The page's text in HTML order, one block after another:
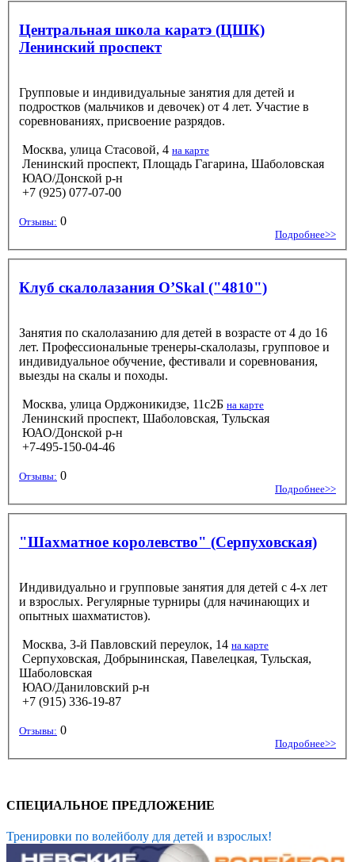
Центральная школа каратэ (ЦШК)
Ленинский проспект
Групповые и индивидуальные занятия для детей и
подростков (мальчиков и девочек) от 4 лет. Участие в
соревнованиях, присвоение разрядов.
Москва, улица Стасовой, 4 на карте
Ленинский проспект, Площадь Гагарина, Шаболовская
ЮАО/Донской р-н
+7 (925) 077-07-00
Отзывы: 0
Подробнее>>
Клуб скалолазания O’Skal ("4810")
Занятия по скалолазанию для детей в возрасте от 4 до 16
лет. Профессиональные тренеры-скалолазы, групповое и
индивидуальное обучение, фестивали и соревнования,
выезды на скалы и походы.
Москва, улица Орджоникидзе, 11с2Б на карте
Ленинский проспект, Шаболовская, Тульская
ЮАО/Донской р-н
+7-495-150-04-46
Отзывы: 0
Подробнее>>
"Шахматное королевство" (Серпуховская)
Индивидуально и групповые занятия для детей с 4-х лет
и взрослых. Регулярные турниры (для начинающих и
опытных шахматистов).
Москва, 3-й Павловский переулок, 14 на карте
Серпуховская, Добрынинская, Павелецкая, Тульская,
Шаболовская
ЮАО/Даниловский р-н
+7 (915) 336-19-87
Отзывы: 0
Подробнее>>
СПЕЦИАЛЬНОЕ ПРЕДЛОЖЕНИЕ
Тренировки по волейболу для детей и взрослых!